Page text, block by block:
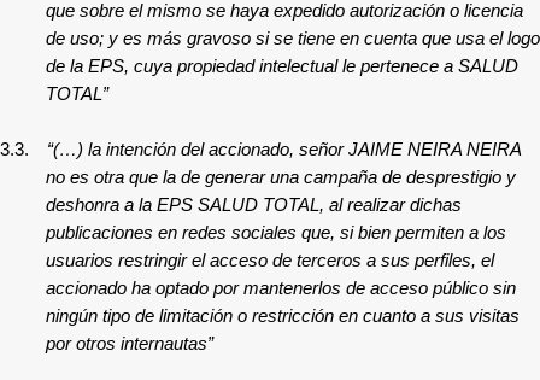
que sobre el mismo se haya expedido autorización o licencia
de uso; y es más gravoso si se tiene en cuenta que usa el logo
de la EPS, cuya propiedad intelectual le pertenece a SALUD
TOTAL”
3.3.
“(…) la intención del accionado, señor JAIME NEIRA NEIRA
no es otra que la de generar una campaña de desprestigio y
deshonra a la EPS SALUD TOTAL, al realizar dichas
publicaciones en redes sociales que, si bien permiten a los
usuarios restringir el acceso de terceros a sus perfiles, el
accionado ha optado por mantenerlos de acceso público sin
ningún tipo de limitación o restricción en cuanto a sus visitas
por otros internautas”